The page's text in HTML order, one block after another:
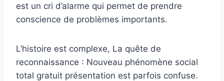
est un cri d’alarme qui permet de prendre
conscience de problèmes importants.
L’histoire est complexe, La quête de
reconnaissance : Nouveau phénomène social
total gratuit présentation est parfois confuse.